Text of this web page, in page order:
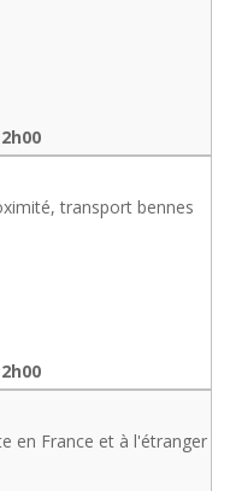
transport bennes
en France et à l'étranger